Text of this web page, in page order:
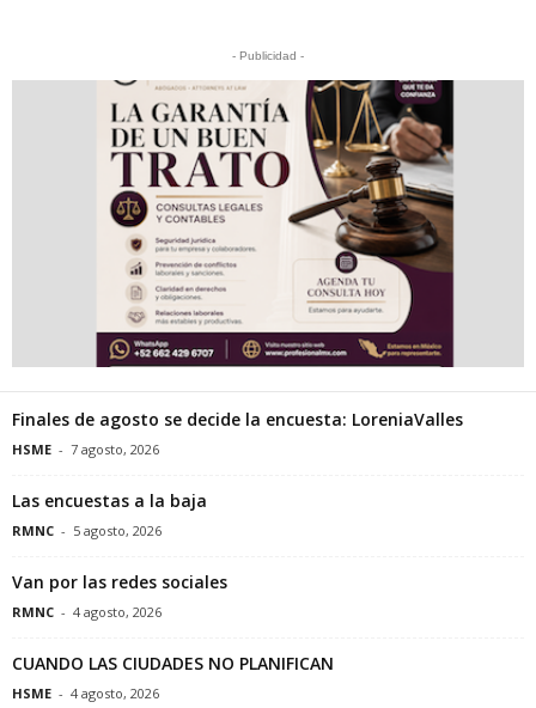
- Publicidad -
Finales de agosto se decide la encuesta: LoreniaValles
HSME - 7 agosto, 2026
Las encuestas a la baja
RMNC - 5 agosto, 2026
Van por las redes sociales
RMNC - 4 agosto, 2026
CUANDO LAS CIUDADES NO PLANIFICAN
HSME - 4 agosto, 2026